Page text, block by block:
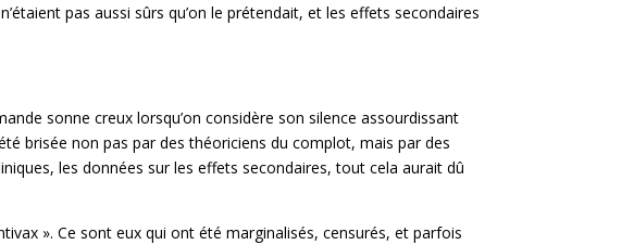
pas aussi sûrs qu’on le prétendait, et les effets secondaires
sonne creux lorsqu’on considère son silence assourdissant
brisée non pas par des théoriciens du complot, mais par des
les données sur les effets secondaires, tout cela aurait dû
». Ce sont eux qui ont été marginalisés, censurés, et parfois